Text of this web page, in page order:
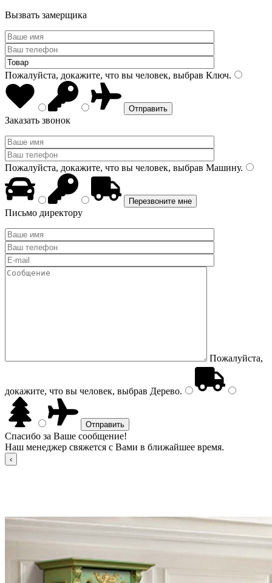
Вызвать замерщика
Пожалуйста, докажите, что вы человек, выбрав Ключ.
Заказать звонок
Пожалуйста, докажите, что вы человек, выбрав Машину.
Письмо директору
Пожалуйста,
докажите, что вы человек, выбрав Дерево.
Спасибо за Ваше сообщение!
Наш менеджер свяжется с Вами в ближайшее время.